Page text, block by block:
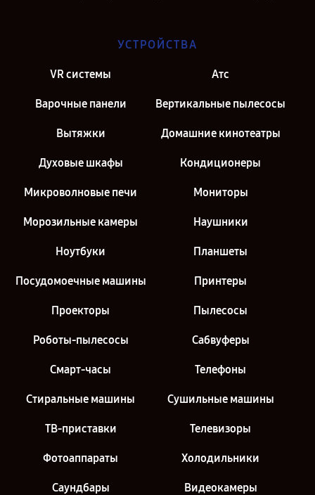
УСТРОЙСТВА
VR системы Атс
Варочные панели Вертикальные пылесосы
Вытяжки Домашние кинотеатры
Духовые шкафы Кондиционеры
Микроволновые печи Мониторы
Морозильные камеры Наушники
Ноутбуки Планшеты
Посудомоечные машины Принтеры
Проекторы Пылесосы
Роботы-пылесосы Сабвуферы
Смарт-часы Телефоны
Стиральные машины Сушильные машины
ТВ-приставки Телевизоры
Фотоаппараты Холодильники
Саундбары Видеокамеры